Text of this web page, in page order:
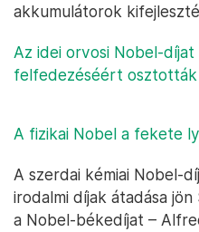
akkumulátorok
Az idei orvosi Nobel-
felfedezéséért
A fizikai Nobel a fekete
A szerdai kémiai Nobel-
irodalmi díjak átadása
a Nobel-békedíjat –